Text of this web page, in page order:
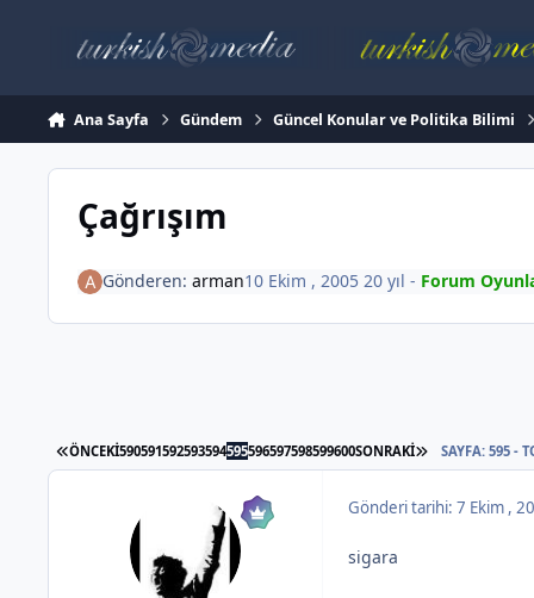
Ana Sayfa Gündem Güncel Konular ve Politika Bilimi
Çağrışım
Gönderen: arman10 Ekim , 2005 20 yıl - Forum
İLK SAYFA
ÖNCEKI590591592593594595596597598599600SONRAKI SON SAYFA
SAYFA: 595 -
Gönderi tarihi: 7 Ekim ,
sigara